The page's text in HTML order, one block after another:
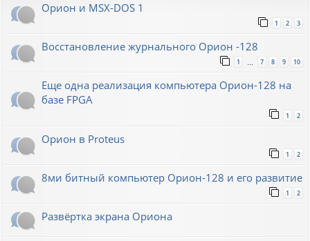
Орион и MSX-DOS 1
1 2 3
Восстановление журнального Орион -128
1 … 7 8 9 10
Еще одна реализация компьютера Орион-128 на
базе FPGA
1 2
Орион в Proteus
1 2
8ми битный компьютер Орион-128 и его развитие
1 2
Развёртка экрана Ориона